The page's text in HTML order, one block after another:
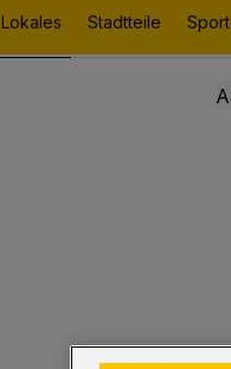
Lokales Stadtteile Sport